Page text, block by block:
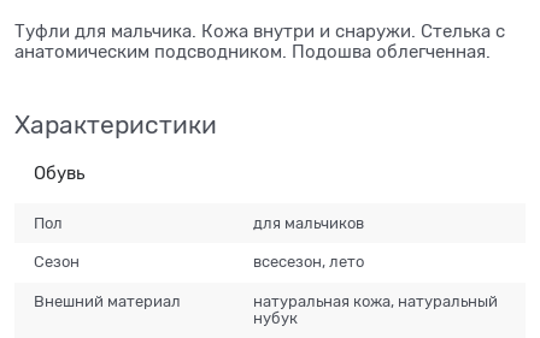
Туфли для мальчика. Кожа внутри и снаружи. Стелька с
анатомическим подсводником. Подошва облегченная.
Характеристики
Обувь
Пол для мальчиков
Сезон всесезон, лето
Внешний материал
натуральная кожа, натуральный
нубук